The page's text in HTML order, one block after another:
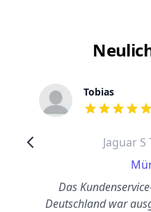
Tobias
out of 5 stars
Jaguar S
Das
Deutschland war